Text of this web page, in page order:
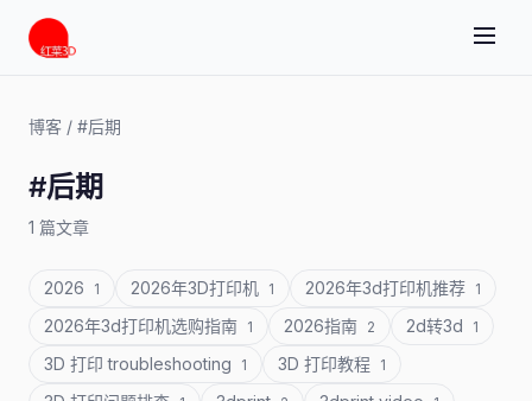
博客 / #后期
#后期
1 篇文章
2026 1 2026年3D打印机 1 2026年3d打印机推荐 1
2026年3d打印机选购指南 1 2026指南 2 2d转3d 1
3D 打印 troubleshooting 1 3D 打印教程 1